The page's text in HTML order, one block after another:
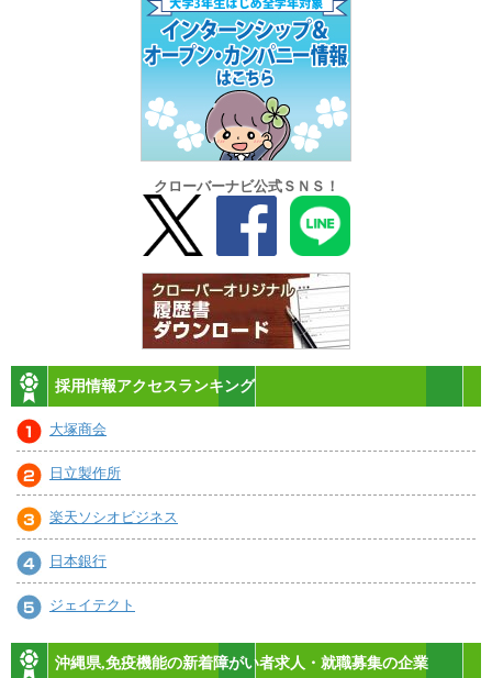
クローバーナビ公式ＳＮＳ！
採用情報アクセスランキング
大塚商会
日立製作所
楽天ソシオビジネス
日本銀行
ジェイテクト
沖縄県,免疫機能の新着障がい者求人・就職募集の企業